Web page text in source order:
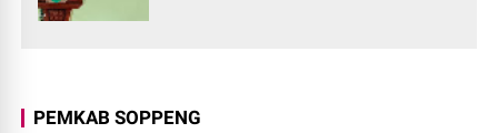
PEMKAB SOPPENG